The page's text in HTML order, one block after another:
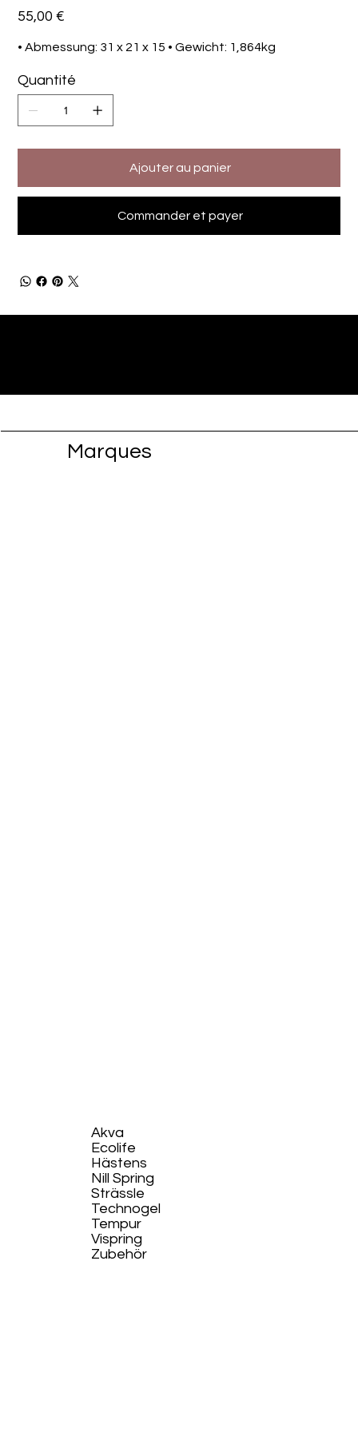
Prix
55,00 €
• Abmessung: 31 x 21 x 15 • Gewicht: 1,864kg
Quantité
Ajouter au panier
Commander et payer
Marques
Akva
Ecolife​
Hästens
Nill Spring
Strässle
Technogel
Tempur
Vispring
Zubehör